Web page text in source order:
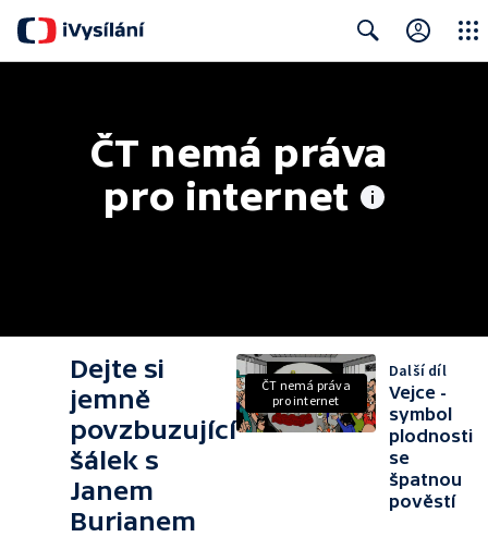
ČT nemá práva
pro internet
Dejte si
jemně
povzbuzující
šálek s
Janem
Burianem
ČT nemá práva
pro internet
Další díl
Vejce -
symbol
plodnosti
se
špatnou
pověstí